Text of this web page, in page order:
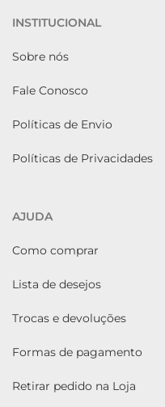
INSTITUCIONAL
Sobre nós
Fale Conosco
Políticas de Envio
Políticas de Privacidades
AJUDA
Como comprar
Lista de desejos
Trocas e devoluções
Formas de pagamento
Retirar pedido na Loja